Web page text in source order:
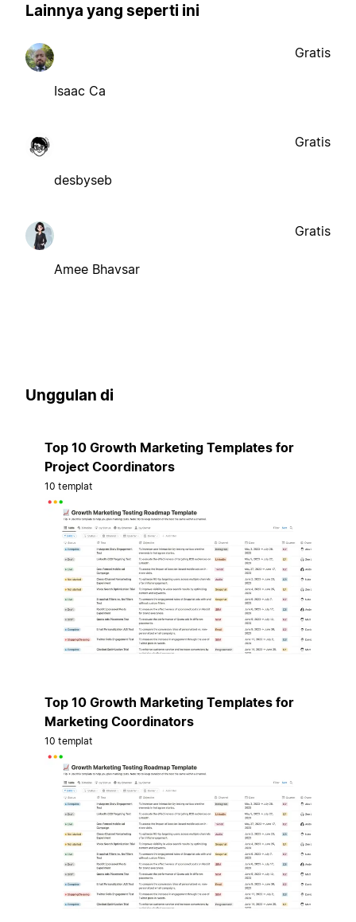
Lainnya yang seperti ini
Isaac Ca
Gratis
desbyseb
Gratis
Amee Bhavsar
Gratis
Unggulan di
Top 10 Growth Marketing Templates for
Project Coordinators
10 templat
Top 10 Growth Marketing Templates for
Marketing Coordinators
10 templat